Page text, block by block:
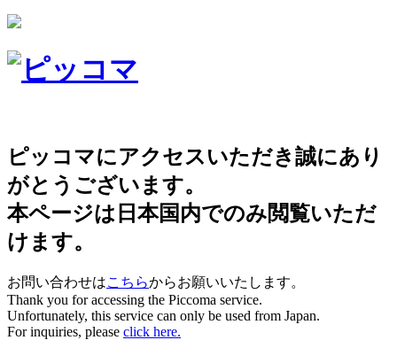
ピッコマにアクセスいただき誠にあり
がとうございます。
本ページは日本国内でのみ閲覧いただ
けます。
お問い合わせはこちらからお願いいたします。
Thank you for accessing the Piccoma service.
Unfortunately, this service can only be used from Japan.
For inquiries, please click here.